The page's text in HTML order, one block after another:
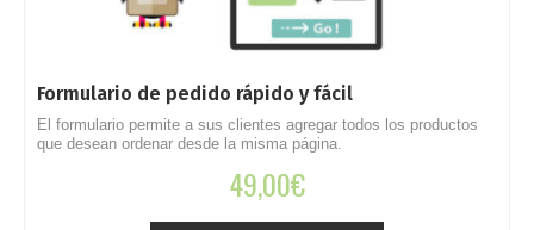
Formulario de pedido rápido y fácil
El formulario permite a sus clientes agregar todos los productos
que desean ordenar desde la misma página.
49,00€